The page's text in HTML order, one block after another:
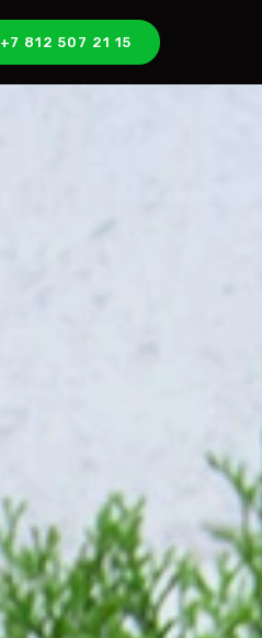
+7 812 507 21 15